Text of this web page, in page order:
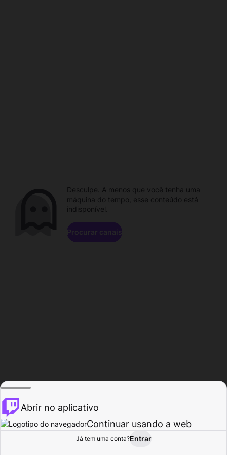
Procurar Atividade
Desculpe. A menos que você tenha uma
máquina do tempo, esse conteúdo está
indisponível.
Procurar canais
Abrir no aplicativo
Continuar usando a web
Já tem uma conta?Entrar